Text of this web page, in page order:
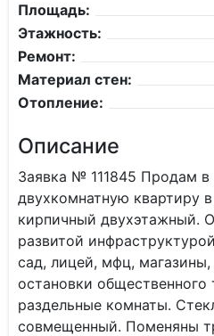
Площадь:
Этажность:
Ремонт:
Материал стен:
Отопление:
Описание
Заявка № 111845 Продам
двухкомнатную квартиру
кирпичный двухэтажный.
развитой
сад, лицей, мфц, магазины,
остановки общественного
раздельные комнаты.
совмещенный. Поменяны